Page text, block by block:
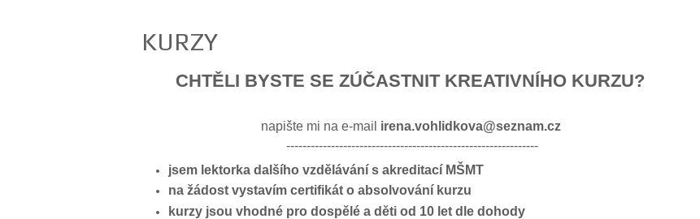
KURZY
CHTĚLI BYSTE SE ZÚČASTNIT KREATIVNÍHO KURZU?
napište mi na e-mail irena.vohlidkova@seznam.cz
--------------------------------------------------------------
jsem lektorka dalšího vzdělávání s akreditací MŠMT
na žádost vystavím certifikát o absolvování kurzu
kurzy jsou vhodné pro dospělé a děti od 10 let dle dohody